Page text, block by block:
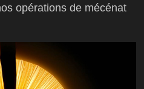
opérations de mécénat